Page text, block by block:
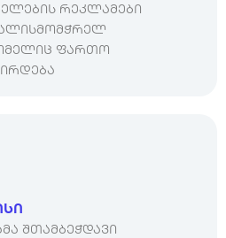
რეკლამები
ფართო
შთამბეჭდავი